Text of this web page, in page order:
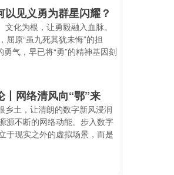
见义勇为群星闪耀？
化为根，让勇毅融入血脉。
原“虽九死其犹未悔”的担
气，早已将“勇”的精神基因刻
丨网络清风向“鄂”来
乡土，让清朗的数字新风浸润
源不断的网络动能。步入数字
于现实之外的虚拟场景，而是